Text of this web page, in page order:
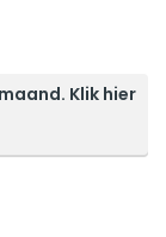
Klik hier